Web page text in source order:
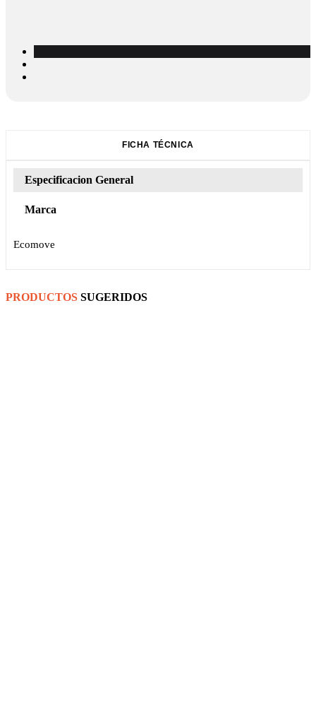
FICHA TÉCNICA
Especificacion General
Marca
Ecomove
PRODUCTOS SUGERIDOS